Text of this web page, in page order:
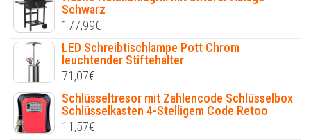
Schwarz
177,99€
LED Schreibtischlampe Pott Chrom
leuchtender Stiftehalter
71,07€
Schlüsseltresor mit Zahlencode Schlüsselbox
Schlüsselkasten 4-Stelligem Code Retoo
11,57€